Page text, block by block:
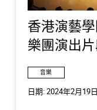
香港演藝
樂團演出
音樂
日期:2024年2月19日